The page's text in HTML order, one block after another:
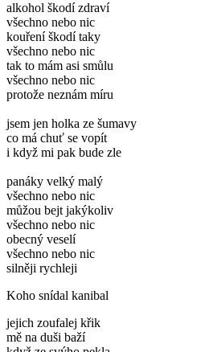
alkohol škodí zdraví
všechno nebo nic
kouření škodí taky
všechno nebo nic
tak to mám asi smůlu
všechno nebo nic
protože neznám míru
jsem jen holka ze šumavy
co má chuť se vopít
i když mi pak bude zle
panáky velký malý
všechno nebo nic
můžou bejt jakýkoliv
všechno nebo nic
obecný veselí
všechno nebo nic
silněji rychleji
Koho snídal kanibal
jejich zoufalej křik
mě na duši baží